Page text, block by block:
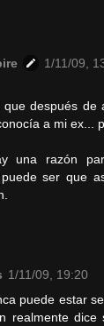
1/11/09,
que después de
a mi ex...
una razón
ser que
1/11/09, 19:20
puede estar
realmente dice